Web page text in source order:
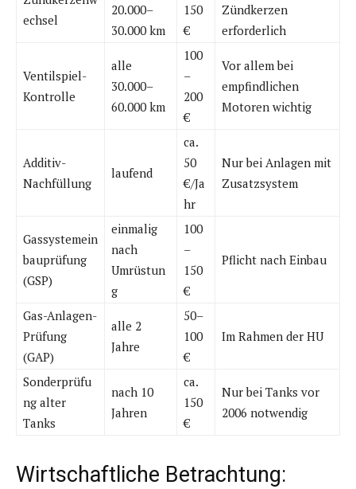
echsel
20.000–
30.000 km
150
€
Zündkerzen
erforderlich
Ventilspiel-
Kontrolle
alle
30.000–
60.000 km
100
–
200
€
Vor allem bei
empfindlichen
Motoren wichtig
Additiv-
Nachfüllung
laufend
ca.
50
€/Ja
hr
Nur bei Anlagen mit
Zusatzsystem
Gassystemein
bauprüfung
(GSP)
einmalig
nach
Umrüstun
g
100
–
150
€
Pflicht nach Einbau
Gas-Anlagen-
Prüfung
(GAP)
alle 2
Jahre
50–
100
€
Im Rahmen der HU
Sonderprüfu
ng alter
Tanks
nach 10
Jahren
ca.
150
€
Nur bei Tanks vor
2006 notwendig
Wirtschaftliche Betrachtung: